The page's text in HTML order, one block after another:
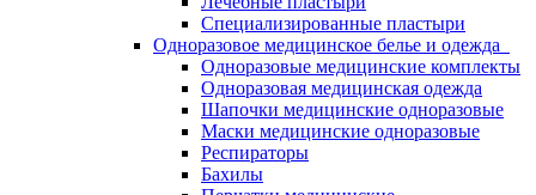
Специализированные пластыри
Одноразовое медицинское белье и одежда
Одноразовые медицинские комплекты
Одноразовая медицинская одежда
Шапочки медицинские одноразовые
Маски медицинские одноразовые
Респираторы
Бахилы